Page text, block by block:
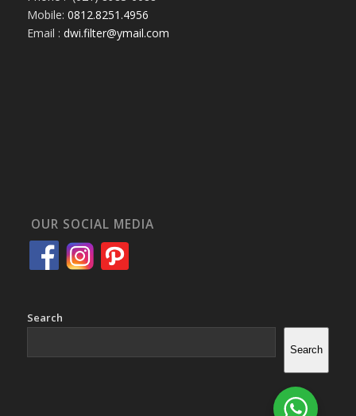
Mobile: 0812.8251.4956
Email : dwi.filter@ymail.com
OUR SOCIAL MEDIA
Search
Search